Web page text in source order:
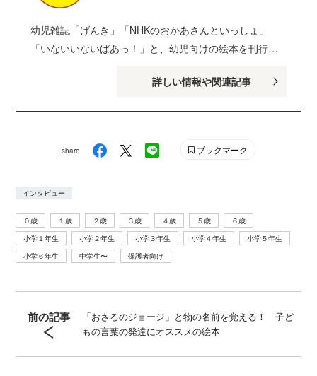
幼児雑誌「げんき」「NHKのおかあさんといっしょ」
「いないいないばあっ！」と、幼児向けの絵本を刊行し
のお子さんがいるパパ・ママを中心に、おもしろくて役
詳しい情報や関連記事
share ブックマーク
インタビュー
０歳 １歳 ２歳 ３歳 ４歳 ５歳
６歳
小学１年生
小学２年生 小学３年生 小学４年生
小学５年生
小学６年生
中学生〜 保護者向け
前の記事
「おさるのジョージ」と物の名前を覚える！ 子ど
もの言葉の発達にオススメの絵本